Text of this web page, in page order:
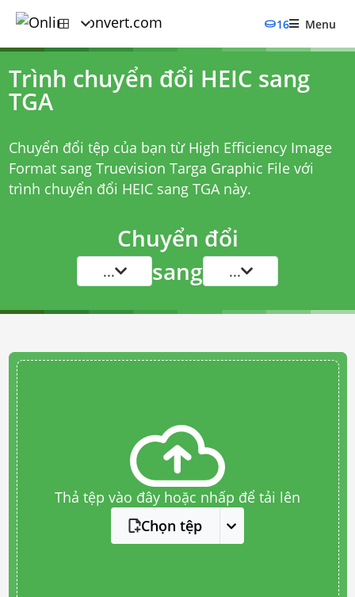
16 Menu
Trình chuyển đổi HEIC sang
TGA
Chuyển đổi tệp của bạn từ High Efficiency Image
Format sang Truevision Targa Graphic File với
trình chuyển đổi HEIC sang TGAnày.
Chuyển đổi
... sang ...
Thả tệp vào đây hoặc nhấp để tải lên
Chọn tệp